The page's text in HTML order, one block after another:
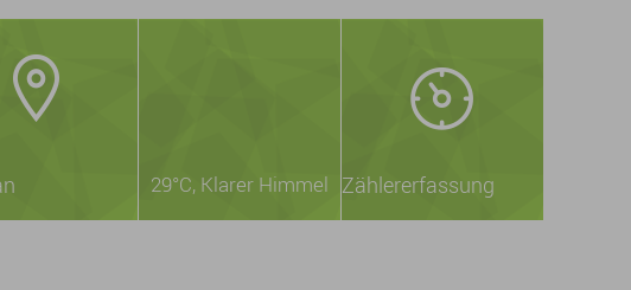
29°C, Klarer Himmel Zählererfassung